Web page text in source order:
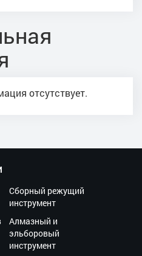
отсутствует.
Сборный режущий
инструмент
Алмазный и
эльборовый
инструмент